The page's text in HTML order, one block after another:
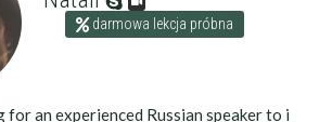
darmowa lekcja próbna
for an experienced Russian speaker to i